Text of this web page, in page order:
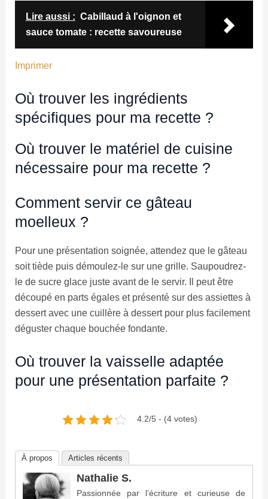
Lire aussi : Cabillaud à l'oignon et
sauce tomate : recette savoureuse
Imprimer
Où trouver les ingrédients
spécifiques pour ma recette ?
Où trouver le matériel de cuisine
nécessaire pour ma recette ?
Comment servir ce gâteau
moelleux ?
Pour une présentation soignée, attendez que le gâteau
soit tiède puis démoulez-le sur une grille. Saupoudrez-
le de sucre glace juste avant de le servir. Il peut être
découpé en parts égales et présenté sur des assiettes à
dessert avec une cuillère à dessert pour plus facilement
déguster chaque bouchée fondante.
Où trouver la vaisselle adaptée
pour une présentation parfaite ?
4.2/5 - (4 votes)
À propos Articles récents
Nathalie S.
Passionnée par l’écriture et curieuse de